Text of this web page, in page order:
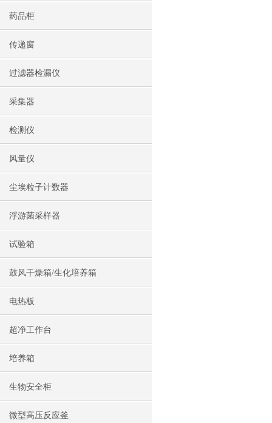
药品柜
传递窗
过滤器检漏仪
采集器
检测仪
风量仪
尘埃粒子计数器
浮游菌采样器
试验箱
鼓风干燥箱/生化培养箱
电热板
超净工作台
培养箱
生物安全柜
微型高压反应釜